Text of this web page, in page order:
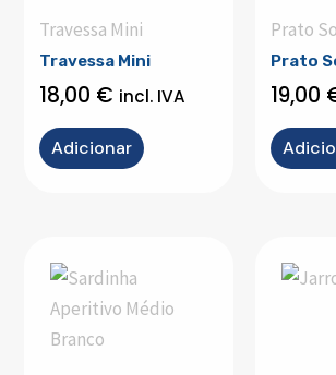
Travessa Mini
Travessa Mini
18,00 € incl. IVA
Adicionar
Prato
Prato
19,00